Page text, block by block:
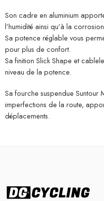
Son cadre en aluminium
l’humidité ainsi qu’à la
Sa potence réglable vous
pour plus de confort.
Sa finition Slick Shape et
niveau de la potence.
Sa fourche suspendue Suntour
imperfections de la route,
déplacements.